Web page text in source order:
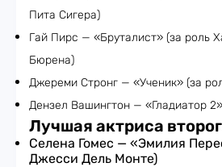
Пита Сигера)
Гай Пирс — «Бруталист» (за роль
Бюрена)
Джереми Стронг — «Ученик» (за
Дензел Вашингтон — «Гладиатор
Лучшая актриса
Селена Гомес — «Эмилия
Джесси Дель Монте)